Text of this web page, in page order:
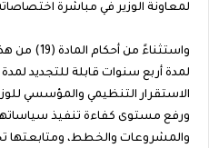
لمعاونة الوزير في مباشرة
واستثناءً من
لمدة أربع سنوات قابلة للتجديد
الاستقرار التنظيمي والمؤسسي
ورفع مستوى كفاءة تنفيذ
والمشروعات والخطط، ومتابعتها